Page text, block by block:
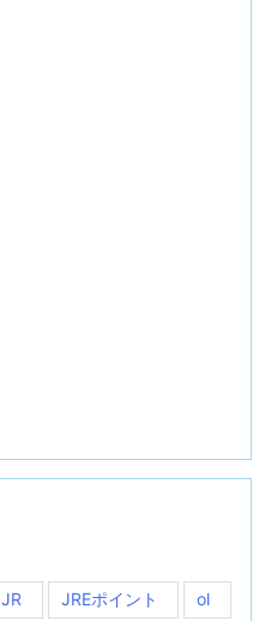
JR JREポイント ol